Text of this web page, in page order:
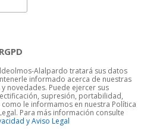
Alalpardo tratará sus datos
informado acerca de nuestras
novedades. Puede ejercer sus
supresión, portabilidad,
le informamos en nuestra Política
Para más información consulte
y Aviso Legal